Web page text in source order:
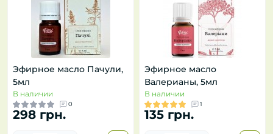
Эфирное масло Пачули,
5мл
В наличии
0
298 грн.
Эфирное масло
Валерианы, 5мл
В наличии
1
135 грн.